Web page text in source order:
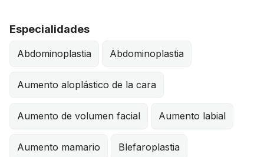
Especialidades
Abdominoplastia Abdominoplastia
Aumento aloplástico de la cara
Aumento de volumen facial Aumento labial
Aumento mamario Blefaroplastia